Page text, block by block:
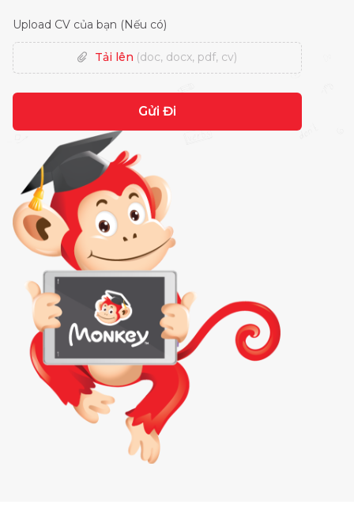
Upload CV của bạn (Nếu có)
Tải lên (doc, docx, pdf, cv)
Gửi Đi